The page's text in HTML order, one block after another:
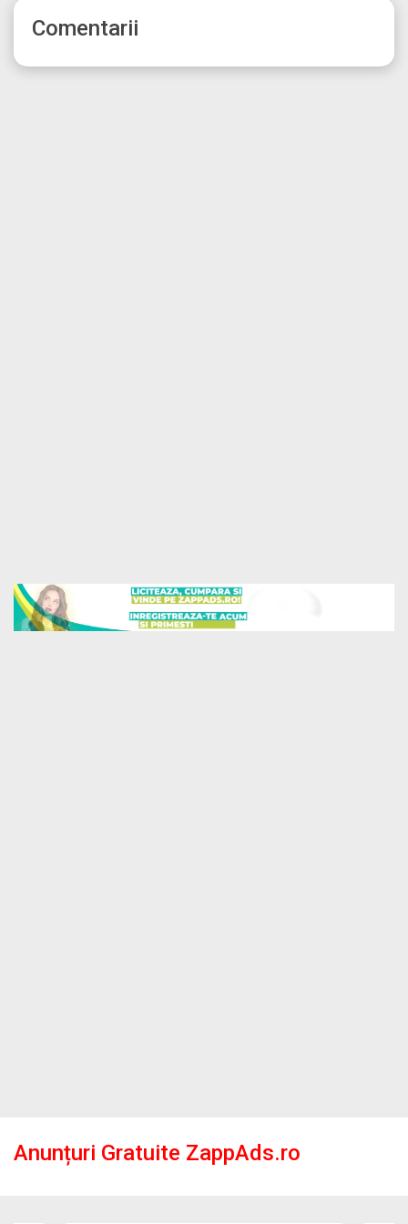
Comentarii
Anunțuri Gratuite ZappAds.ro